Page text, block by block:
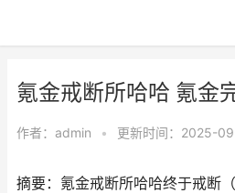
氪金戒断所哈哈 氪金
作者： admin • 更新时间：2025-
摘要：氪金戒断所哈哈终于戒断